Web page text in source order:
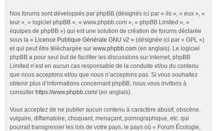
Nos forums sont développés par phpBB (désignés ici par « ils », « eux », «
leur », « logiciel phpBB », « www.phpbb.com », « phpBB Limited », «
équipes de phpBB ») qui est une solution de création de forums déclarée
sous la « Licence Publique Générale GNU v2 » (désignée ici par « GPL »)
et qui peut être téléchargée sur www.phpbb.com (en anglais). Le logiciel
phpBB a pour seul but de faciliter les discussions sur internet, phpBB
Limited n’est en aucun cas responsable de la conduite et/ou du contenu
que nous acceptons et/ou que nous n’acceptons pas. Si vous souhaitez
obtenir plus d’informations concernant phpBB, nous vous invitons à
consulter https://www.phpbb.com/(en anglais).
Vous acceptez de ne publier aucun contenu à caractère abusif, obscène,
vulgaire, diffamatoire, choquant, menaçant, pornographique, etc. qui
pourrait transgresser les lois de votre pays, le pays où « Forum Écologie,